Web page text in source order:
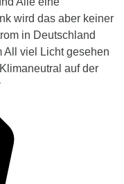
wird das aber keiner
in Deutschland
All viel Licht gesehen
auf der